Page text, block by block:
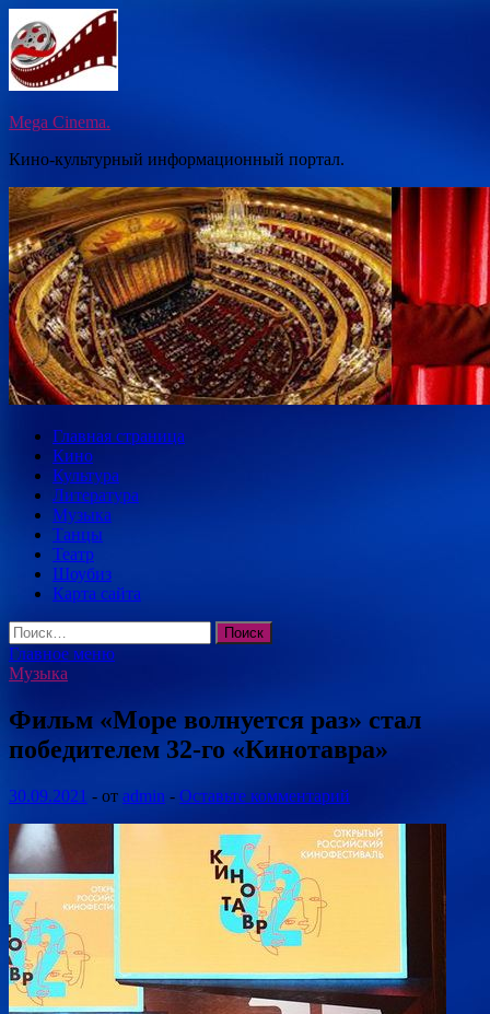
Перейти
к
содержимому
Mega Cinema.
Кино-культурный информационный портал.
Главная страница
Кино
Культура
Литература
Музыка
Танцы
Театр
Шоубиз
Карта сайта
Найти:
Главное меню
Музыка
Фильм «Море волнуется раз» стал
победителем 32-го «Кинотавра»
30.09.2021 - от admin - Оставьте комментарий